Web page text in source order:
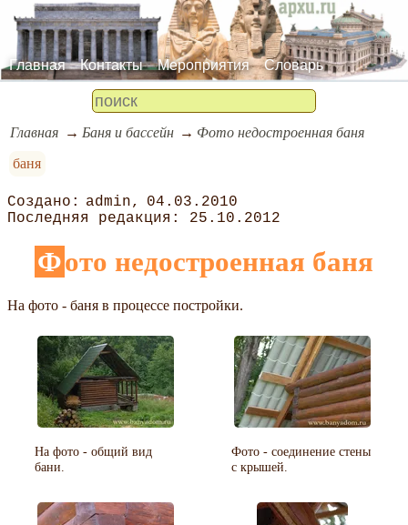
Главная Контакты Мероприятия Словарь
Главная Баня и бассейн
Фото недостроенная баня
баня
admin
04.03.2010
25.10.2012
Фото недостроенная баня
На фото - баня в процессе постройки.
На фото - общий вид
бани.
Фото - соединение стены
с крышей.